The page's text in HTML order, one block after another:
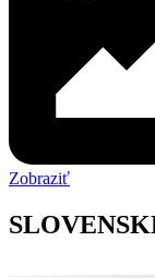
Zobraziť